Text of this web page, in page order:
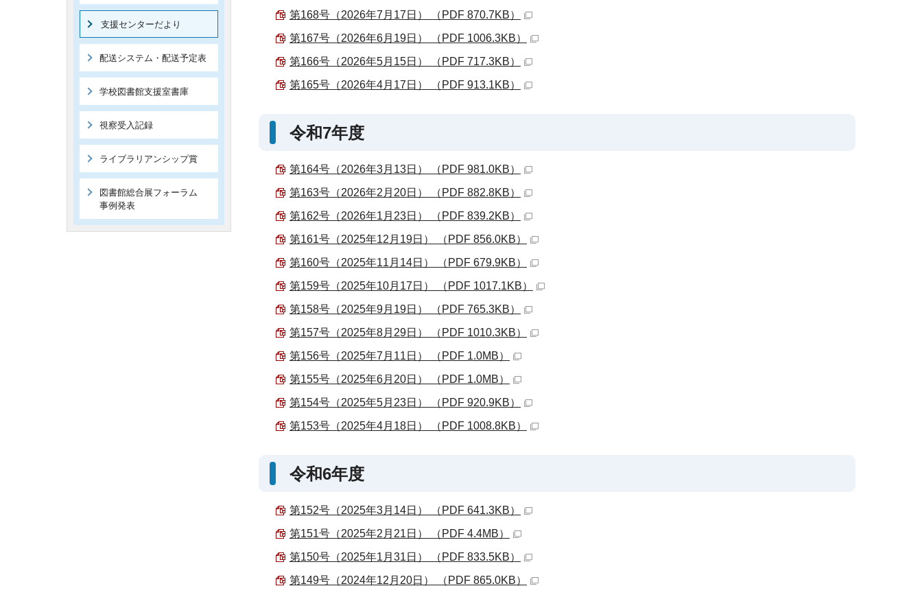
第168号（2026年7月17日） （PDF 870.7KB）
第167号（2026年6月19日） （PDF 1006.3KB）
第166号（2026年5月15日） （PDF 717.3KB）
第165号（2026年4月17日） （PDF 913.1KB）
令和7年度
第164号（2026年3月13日） （PDF 981.0KB）
第163号（2026年2月20日） （PDF 882.8KB）
第162号（2026年1月23日） （PDF 839.2KB）
第161号（2025年12月19日） （PDF 856.0KB）
第160号（2025年11月14日） （PDF 679.9KB）
第159号（2025年10月17日） （PDF 1017.1KB）
第158号（2025年9月19日） （PDF 765.3KB）
第157号（2025年8月29日） （PDF 1010.3KB）
第156号（2025年7月11日） （PDF 1.0MB）
第155号（2025年6月20日） （PDF 1.0MB）
第154号（2025年5月23日） （PDF 920.9KB）
第153号（2025年4月18日） （PDF 1008.8KB）
令和6年度
第152号（2025年3月14日） （PDF 641.3KB）
第151号（2025年2月21日） （PDF 4.4MB）
第150号（2025年1月31日） （PDF 833.5KB）
第149号（2024年12月20日） （PDF 865.0KB）
支援センターだより
配送システム・配送予定表
学校図書館支援室書庫
視察受入記録
ライブラリアンシップ賞
図書館総合展フォーラム
事例発表